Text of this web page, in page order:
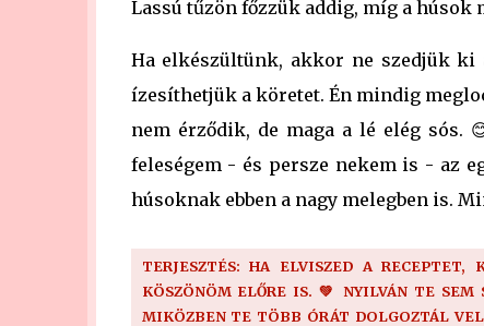
Lassú tűzön főzzük addig, míg a húsok
Ha elkészültünk, akkor ne szedjük ki
ízesíthetjük a köretet. Én mindig
nem érződik, de maga a lé elég sós.
feleségem - és persze nekem is - az
húsoknak ebben a nagy melegben is.
TERJESZTÉS: HA ELVISZED A
KÖSZÖNÖM ELŐRE IS. 💚 NYILVÁN TE SEM
MIKÖZBEN TE TÖBB ÓRÁT DOLGOZTÁL